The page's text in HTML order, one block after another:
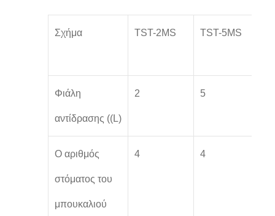
Σχήμα TST-2MS TST-5MS
Φιάλη
αντίδρασης ((L)
2 5
Ο αριθμός
στόματος του
μπουκαλιού
4 4